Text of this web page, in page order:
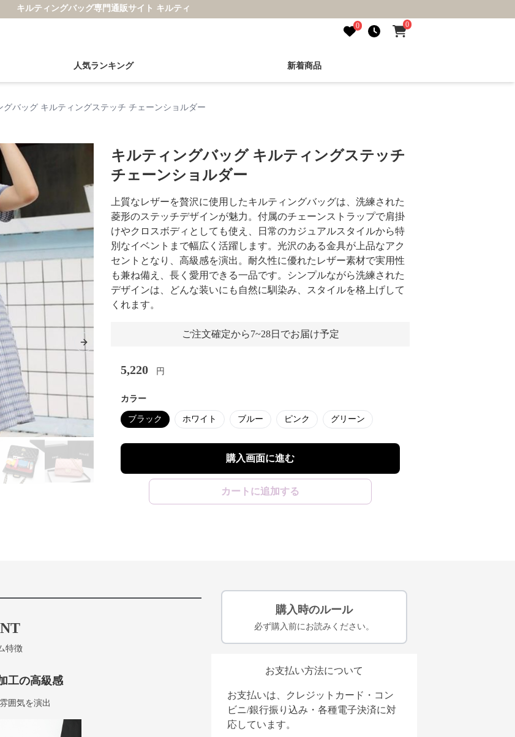
キルティングバッグ専門通販サイト キルティ
0 0
人気ランキング 新着商品
グバッグ キルティングステッチ チェーンショルダー
Next slide
キルティングバッグ キルティングステッチ
チェーンショルダー
上質なレザーを贅沢に使用したキルティングバッグは、洗練された
菱形のステッチデザインが魅力。付属のチェーンストラップで肩掛
けやクロスボディとしても使え、日常のカジュアルスタイルから特
別なイベントまで幅広く活躍します。光沢のある金具が上品なアク
セントとなり、高級感を演出。耐久性に優れたレザー素材で実用性
も兼ね備え、長く愛用できる一品です。シンプルながら洗練された
デザインは、どんな装いにも自然に馴染み、スタイルを格上げして
くれます。
ご注文確定から7~28日でお届け予定
5,220 円
カラー
ブラック ホワイト ブルー ピンク グリーン
購入画面に進む
カートに追加する
特徴
工の高級感
囲気を演出
購入時のルール
必ず購入前にお読みください。
お支払い方法について
お支払いは、クレジットカード・コン
ビニ/銀行振り込み・各種電子決済に対
応しています。